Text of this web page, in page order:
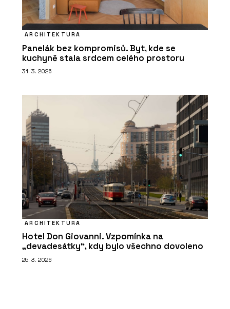
ARCHITEKTURA
Panelák bez kompromisů. Byt, kde se
kuchyně stala srdcem celého prostoru
31. 3. 2026
ARCHITEKTURA
Hotel Don Giovanni. Vzpomínka na
„devadesátky“, kdy bylo všechno dovoleno
25. 3. 2026